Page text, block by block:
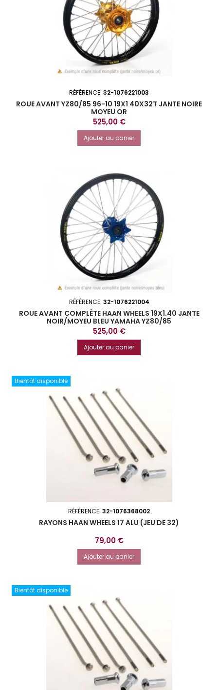
RÉFÉRENCE: 32-1076221003
ROUE AVANT YZ80/85 96-10 19X1 40X32T JANTE NOIRE
MOYEU OR
Prix
525,00 €
Ajouter au panier
RÉFÉRENCE: 32-1076221004
ROUE AVANT COMPLÈTE HAAN WHEELS 19X1.40 JANTE
NOIR/MOYEU BLEU YAMAHA YZ80/85
Prix
525,00 €
Ajouter au panier
Bientôt disponible
RÉFÉRENCE: 32-1076368002
RAYONS HAAN WHEELS 17 ALU (JEU DE 32)
Prix
79,00 €
Ajouter au panier
Bientôt disponible